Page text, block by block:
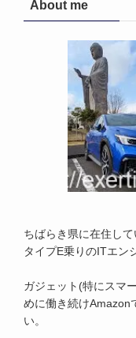
About me
ちばらき県に在住し
タイプE乗りのITエン
ガジェット(特にスマ
めに働き続けAmazon
い。